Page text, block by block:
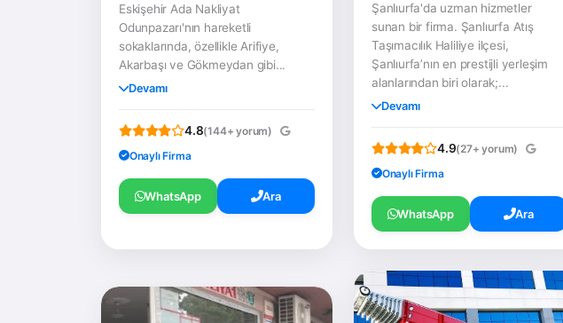
Eskişehir Ada Nakliyat
Odunpazarı'nın hareketli
sokaklarında, özellikle Arifiye,
Akarbaşı ve Gökmeydan gibi...
Devamı
4.8(144+ yorum)
Onaylı Firma
WhatsApp Ara
Şanlıurfa'da uzman hizmetler
sunan bir firma. Şanlıurfa Atış
Taşımacılık Haliliye ilçesi,
Şanlıurfa’nın en prestijli yerleşim
alanlarından biri olarak;...
Devamı
4.9(27+ yorum)
Onaylı Firma
WhatsApp Ara